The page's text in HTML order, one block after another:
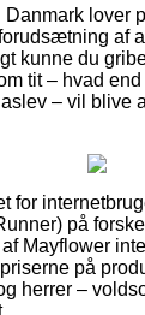
lover
af
kunne du
tit – hvad
– vil blive
for
på
Mayflower
på
herrer –